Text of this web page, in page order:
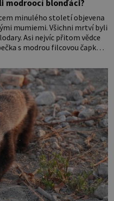
modroocí blonďáci?
minulého století objevena
mumiemi. Všichni mrtví byli
Asi nejvíc přitom vědce
s modrou filcovou čapkou,
odborníci zdejším
prosolené písky a extrémně